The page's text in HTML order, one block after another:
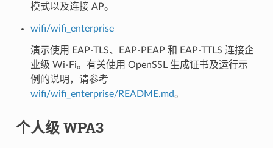
模式以及连接 AP。
wifi/wifi_enterprise
演示使用 EAP-TLS、EAP-PEAP 和 EAP-TTLS 连接企
业级 Wi-Fi。有关使用 OpenSSL 生成证书及运行示
例的说明，请参考
wifi/wifi_enterprise/README.md。
个人级 WPA3